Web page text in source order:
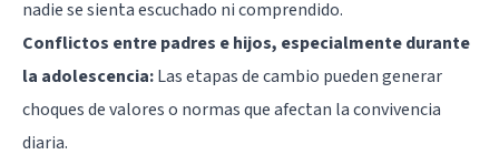
nadie se sienta escuchado ni comprendido.
Conflictos entre padres e hijos, especialmente durante
la adolescencia:Las etapas de cambio pueden generar
choques de valores o normas que afectan la convivencia
diaria.